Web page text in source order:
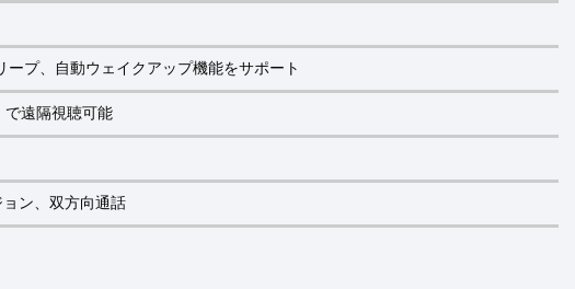
プ、自動ウェイクアップ機能をサポート
遠隔視聴可能
ン、双方向通話